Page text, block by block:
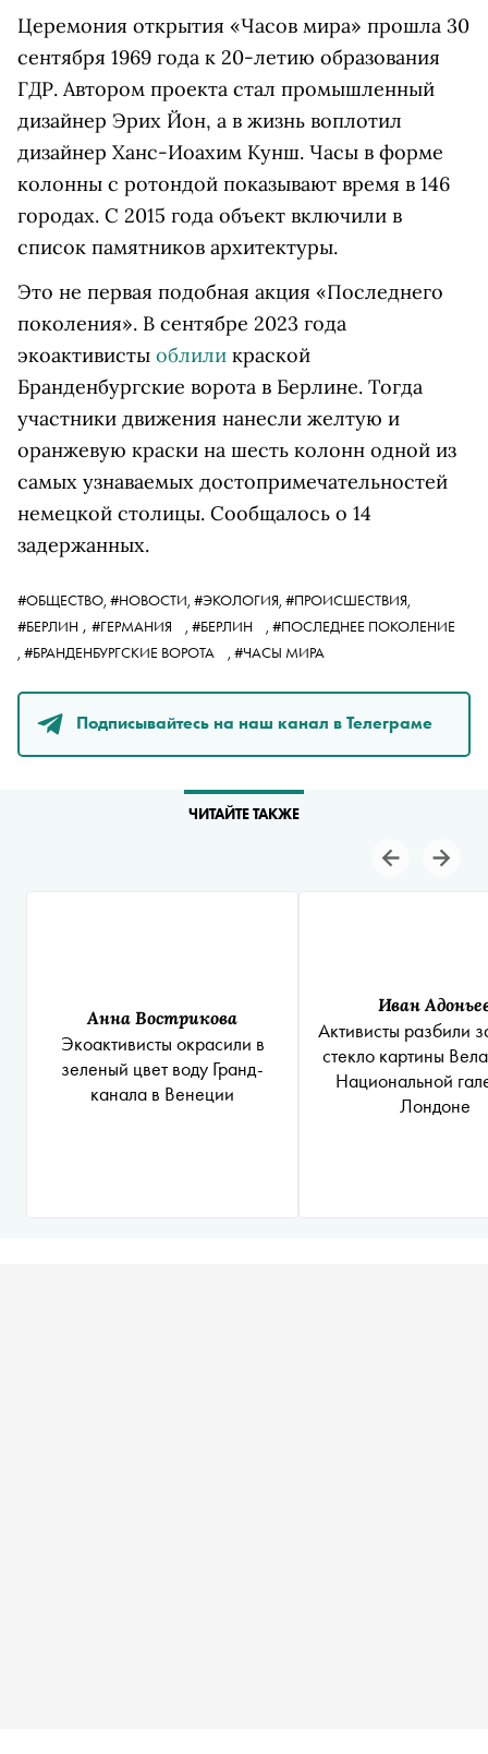
Церемония открытия «Часов мира» прошла 30
сентября 1969 года к 20-летию образования
ГДР. Автором проекта стал промышленный
дизайнер Эрих Йон, а в жизнь воплотил
дизайнер Ханс-Иоахим Кунш. Часы в форме
колонны с ротондой показывают время в 146
городах. С 2015 года объект включили в
список памятников архитектуры.
Это не первая подобная акция «Последнего
поколения». В сентябре 2023 года
экоактивисты облили краской
Бранденбургские ворота в Берлине. Тогда
участники движения нанесли желтую и
оранжевую краски на шесть колонн одной из
самых узнаваемых достопримечательностей
немецкой столицы. Сообщалось о 14
задержанных.
#ОБЩЕСТВО, #НОВОСТИ, #ЭКОЛОГИЯ, #ПРОИСШЕСТВИЯ,
#БЕРЛИН , #ГЕРМАНИЯ , #БЕРЛИН , #ПОСЛЕДНЕЕ ПОКОЛЕНИЕ
, #БРАНДЕНБУРГСКИЕ ВОРОТА , #ЧАСЫ МИРА
Подписывайтесь на наш канал в Телеграме
ЧИТАЙТЕ ТАКЖЕ
Анна Вострикова
Экоактивисты окрасили в
зеленый цвет воду Гранд-
канала в Венеции
Иван
Активисты разбили
стекло картины
Национальной
Лондоне